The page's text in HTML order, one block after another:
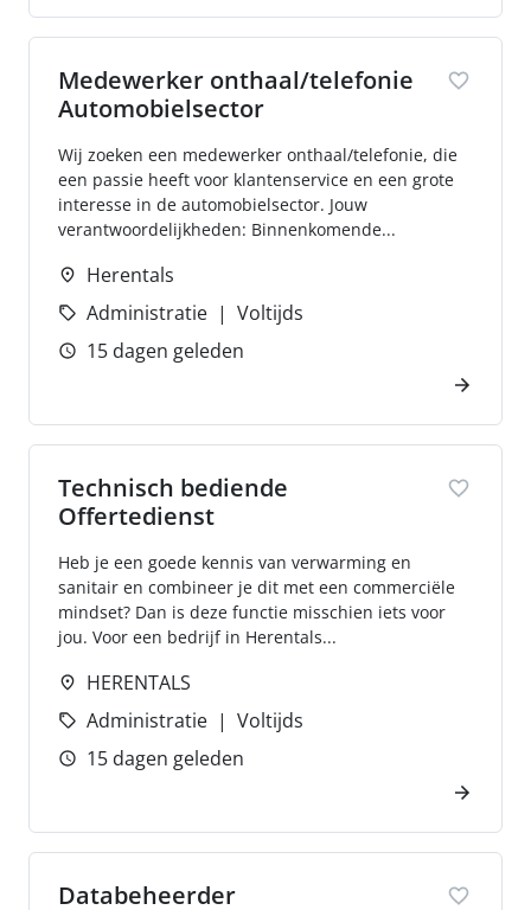
Medewerker onthaal/telefonie
Automobielsector
Wij zoeken een medewerker onthaal/telefonie, die
een passie heeft voor klantenservice en een grote
interesse in de automobielsector. Jouw
verantwoordelijkheden: Binnenkomende...
Herentals
Administratie
Voltijds
15 dagen geleden
Technisch bediende
Offertedienst
Heb je een goede kennis van verwarming en
sanitair en combineer je dit met een commerciële
mindset? Dan is deze functie misschien iets voor
jou. Voor een bedrijf in Herentals...
HERENTALS
Administratie
Voltijds
15 dagen geleden
Databeheerder